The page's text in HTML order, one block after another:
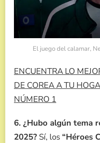
El juego del calamar,
ENCUENTRA LO
DE COREA A TU
NÚMERO 1
6. ¿Hubo algún tema
2025? Sí, los “Héroes